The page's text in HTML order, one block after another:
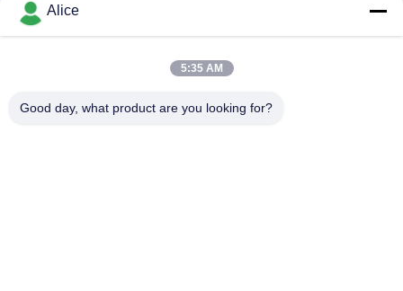
Adres
Alice
5:35 AM
Good day, what product are you looking for?